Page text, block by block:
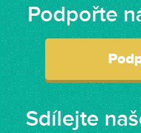
Podpořte
Sdílejte